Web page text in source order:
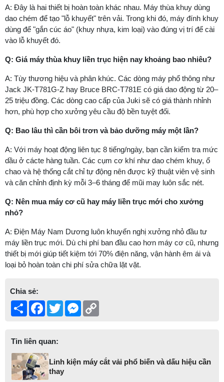
A: Đây là hai thiết bị hoàn toàn khác nhau. Máy thùa khuy dùng
dao chém để tạo "lỗ khuyết" trên vải. Trong khi đó, máy đính khuy
dùng để "gắn cúc áo" (khuy nhựa, kim loại) vào đúng vị trí để cài
vào lỗ khuyết đó.
Q: Giá máy thùa khuy liền trục hiện nay khoảng bao nhiêu?
A: Tùy thương hiệu và phân khúc. Các dòng máy phổ thông như
Jack JK-T781G-Z hay Bruce BRC-T781E có giá dao động từ 20–
25 triệu đồng. Các dòng cao cấp của Juki sẽ có giá thành nhỉnh
hơn, phù hợp cho xưởng yêu cầu độ bền tuyệt đối.
Q: Bao lâu thì cần bôi trơn và bảo dưỡng máy một lần?
A: Với máy hoạt động liên tục 8 tiếng/ngày, bạn cần kiểm tra mức
dầu ở cácte hàng tuần. Các cụm cơ khí như dao chém khuy, ổ
chao và hệ thống cắt chỉ tự động nên được kỹ thuật viên vệ sinh
và căn chỉnh định kỳ mỗi 3–6 tháng để mũi may luôn sắc nét.
Q: Nên mua máy cơ cũ hay máy liền trục mới cho xưởng
nhỏ?
A: Điện Máy Nam Dương luôn khuyến nghị xưởng nhỏ đầu tư
máy liền trục mới. Dù chi phí ban đầu cao hơn máy cơ cũ, nhưng
thiết bị mới giúp tiết kiệm tới 70% điện năng, vận hành êm ái và
loại bỏ hoàn toàn chi phí sửa chữa lặt vặt.
Chia sẻ:
Share Facebook
TwitterMessenger
Tin liên quan:
Linh kiện máy cắt vải phổ biến và dấu hiệu cần
thay